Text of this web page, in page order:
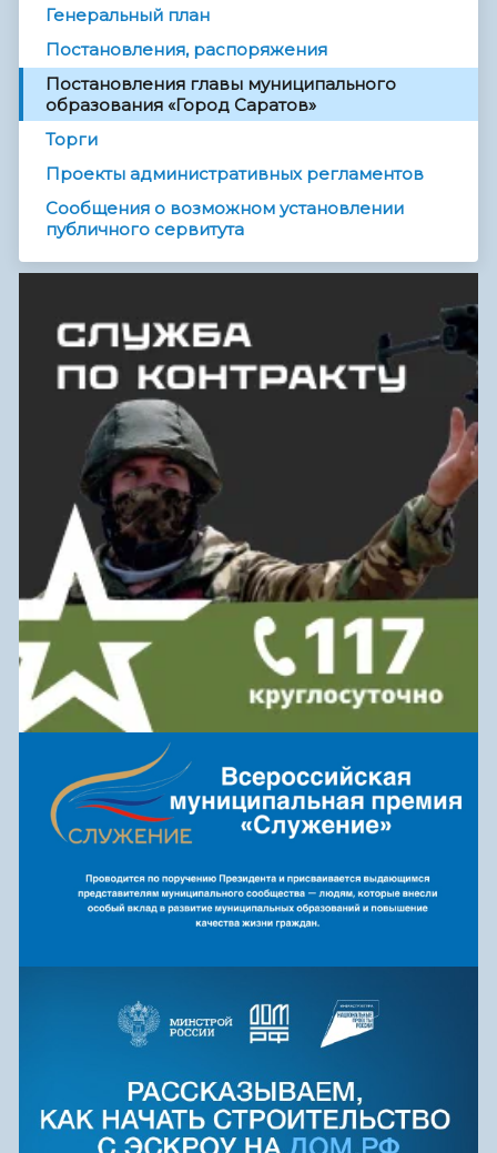
Генеральный план
Постановления, распоряжения
Постановления главы муниципального
образования «Город Саратов»
Торги
Проекты административных регламентов
Сообщения о возможном установлении
публичного сервитута